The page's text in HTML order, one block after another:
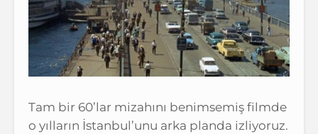
Tam bir 60’lar mizahını benimsemiş filmde
o yılların İstanbul’unu arka planda izliyoruz.